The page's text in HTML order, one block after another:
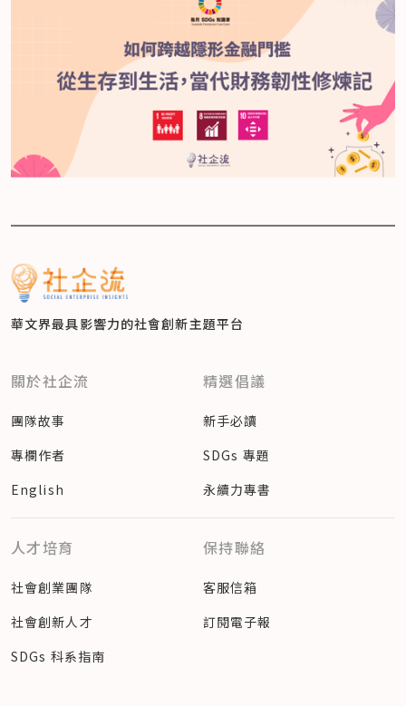
華文界最具影響力的社會創新主題平台
關於社企流
團隊故事
專欄作者
English
精選倡議
新手必讀
SDGs 專題
永續力專書
人才培育
社會創業團隊
社會創新人才
SDGs 科系指南
保持聯絡
客服信箱
訂閱電子報